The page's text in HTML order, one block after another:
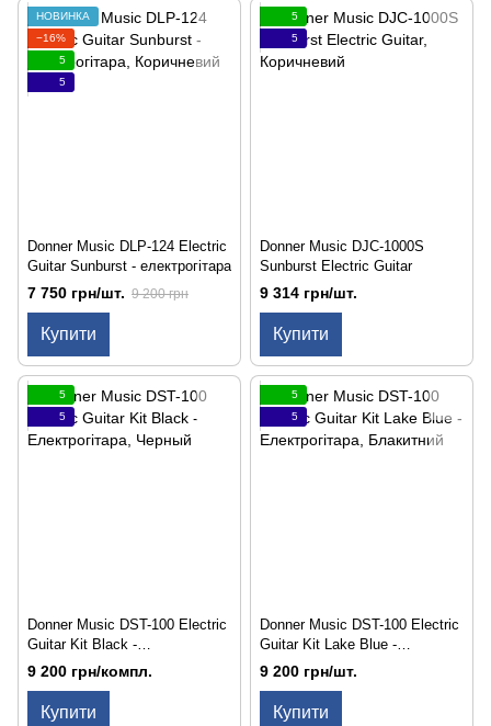
НОВИНКА
−16%
5
5
Donner Music DLP-124 Electric
Guitar Sunburst - електрогітара
7 750 грн/шт. 9 200 грн
Купити
5
5
Donner Music DJC-1000S
Sunburst Electric Guitar
9 314 грн/шт.
Купити
5
5
Donner Music DST-100 Electric
Guitar Kit Black -
Електрогітара
9 200 грн/компл.
Купити
5
5
Donner Music DST-100 Electric
Guitar Kit Lake Blue -
Електрогітара
9 200 грн/шт.
Купити